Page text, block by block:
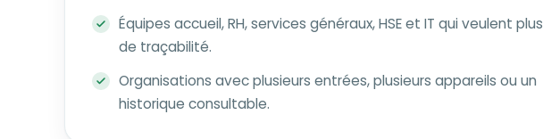
Équipes accueil, RH, services généraux, HSE et IT qui veulent plus
de traçabilité.
Organisations avec plusieurs entrées, plusieurs appareils ou un
historique consultable.